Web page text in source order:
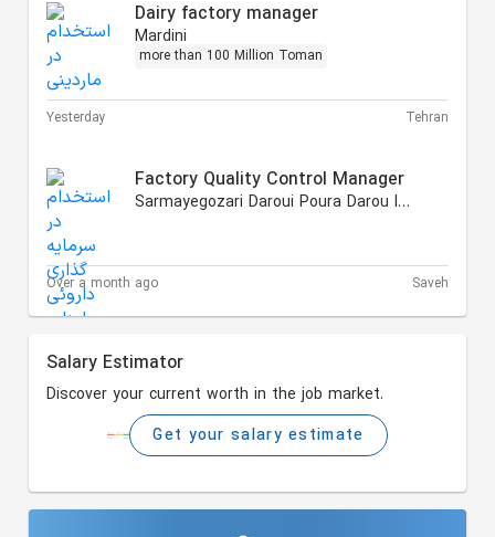
Dairy factory manager
Mardini
more than 100 Million Toman
Yesterday Tehran
Factory Quality Control Manager
Sarmayegozari Daroui Poura Darou Iranian
Over a month ago Saveh
Salary Estimator
Discover your current worth in the job market.
Get your salary estimate